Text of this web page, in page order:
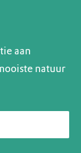
aan
natuur